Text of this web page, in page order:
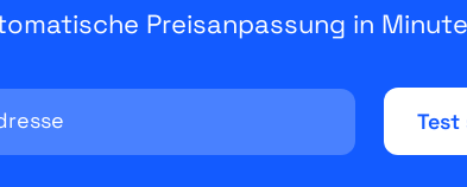
Preisanpassung in